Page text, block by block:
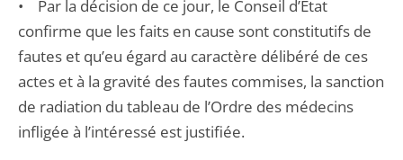
• Par la décision de ce jour, le Conseil d’État
confirme que les faits en cause sont constitutifs de
fautes et qu’eu égard au caractère délibéré de ces
actes et à la gravité des fautes commises, la sanction
de radiation du tableau de l’Ordre des médecins
infligée à l’intéressé est justifiée.